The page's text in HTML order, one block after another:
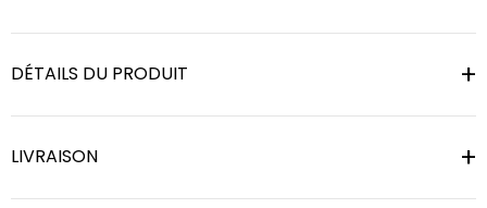
DÉTAILS DU PRODUIT
LIVRAISON